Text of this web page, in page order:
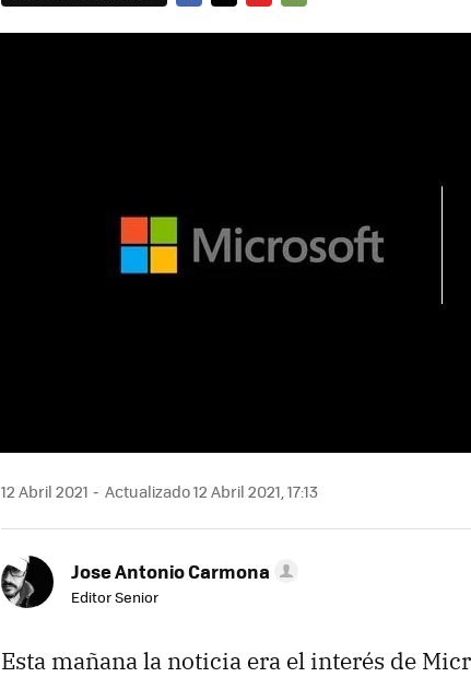
12 Abril 2021 Actualizado 12 Abril 2021, 17:13
Jose Antonio Carmona
Editor Senior
Esta mañana la noticia era el interés de